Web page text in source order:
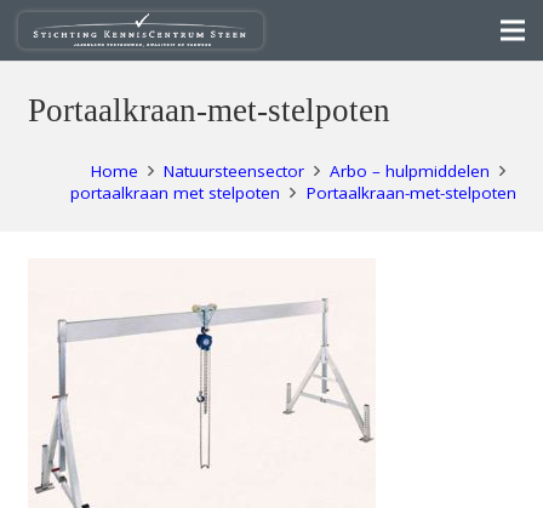
Portaalkraan-met-stelpoten
Home Natuursteensector
Arbo – hulpmiddelen
portaalkraan met stelpoten
Portaalkraan-met-stelpoten